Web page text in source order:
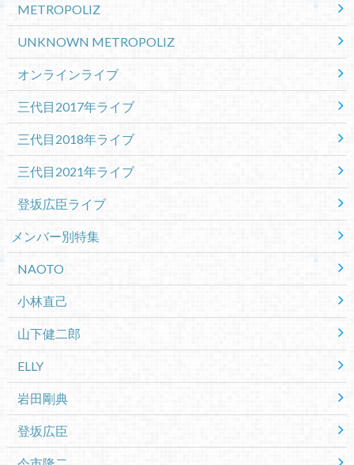
METROPOLIZ
UNKNOWN METROPOLIZ
オンラインライブ
三代目2017年ライブ
三代目2018年ライブ
三代目2021年ライブ
登坂広臣ライブ
メンバー別特集
NAOTO
小林直己
山下健二郎
ELLY
岩田剛典
登坂広臣